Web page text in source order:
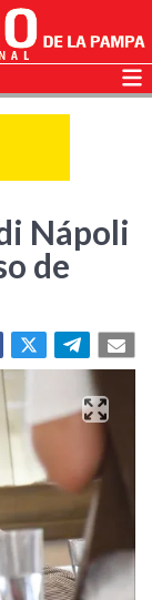
Nápoli
de